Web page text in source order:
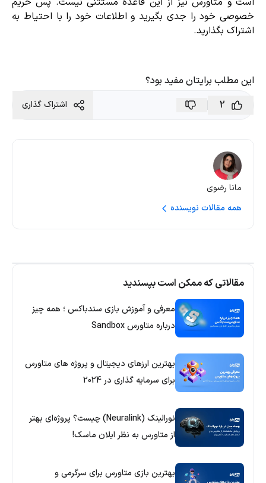
خصوصی خود را جدی بگیرید و اطلاعات خود را با احتیاط به
اشتراک بگذارید.
این مطلب برایتان مفید بود؟
2
اشتراک گذاری
مانا رضوی
همه مقالات نویسنده
مقالاتی که ممکن است بپسندید
معرفی و آموزش بازی سندباکس ؛ همه چیز
درباره متاورس Sandbox
بهترین ارزهای دیجیتال و پروژه های متاورس
برای سرمایه گذاری در 2024
نورالینک (Neuralink) چیست؟ پروژه‌ای بهتر
از متاورس به نظر ایلان ماسک!
بهترین بازی متاورس برای سرگرمی و